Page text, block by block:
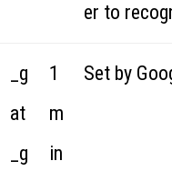
er to
_g
at
_g
1
m
in
Set by